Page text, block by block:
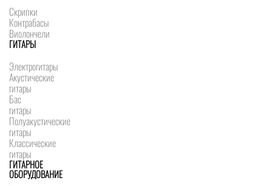
Скрипки
Контрабасы
Виолончели
ГИТАРЫ
Электрогитары
Акустические
гитары
Бас
гитары
Полуакустические
гитары
Классические
гитары
ГИТАРНОЕ
ОБОРУДОВАНИЕ